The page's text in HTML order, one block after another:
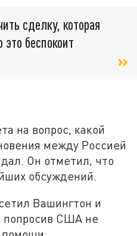
сделку, которая
беспокоит
на вопрос, какой
между Россией
Он отметил, что
обсуждений.
Вашингтон и
попросив США не